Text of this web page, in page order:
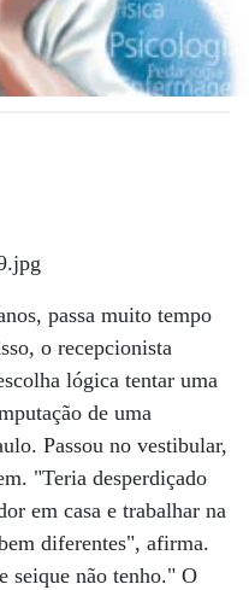
passa muito tempo
o recepcionista
lógica tentar uma
de uma
Passou no vestibular,
"Teria desperdiçado
em casa e trabalhar na
diferentes", afirma.
seique não tenho." O